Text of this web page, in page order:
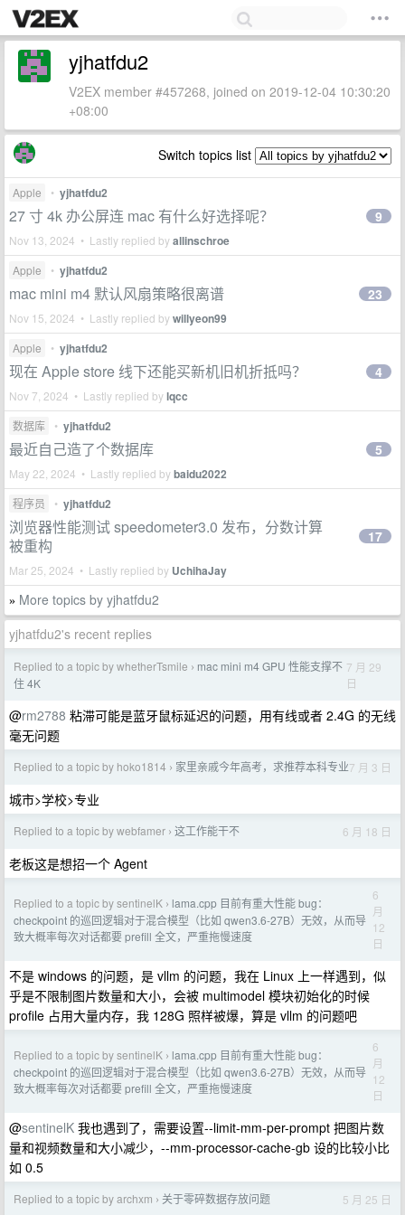
yjhatfdu2
V2EX member #457268, joined on 2019-12-04 10:30:20
+08:00
Switch topics list
Apple • yjhatfdu2
27 寸 4k 办公屏连 mac 有什么好选择呢？
Nov 13, 2024 • Lastly replied byallinschroe
9
Apple • yjhatfdu2
mac mini m4 默认风扇策略很离谱
Nov 15, 2024 • Lastly replied bywillyeon99
23
Apple • yjhatfdu2
现在 Apple store 线下还能买新机旧机折抵吗？
Nov 7, 2024 • Lastly replied bylqcc
4
数据库 • yjhatfdu2
最近自己造了个数据库
May 22, 2024 • Lastly replied bybaidu2022
5
程序员 • yjhatfdu2
浏览器性能测试 speedometer3.0 发布，分数计算
被重构
Mar 25, 2024 • Lastly replied by UchihaJay
17
» More topics by yjhatfdu2
yjhatfdu2's recent replies
Replied to a topic by whetherTsmile › mac mini m4 GPU 性能支撑不
住 4K
7 月 29
日
@rm2788 粘滞可能是蓝牙鼠标延迟的问题，用有线或者 2.4G 的无线
毫无问题
Replied to a topic by hoko1814 › 家里亲戚今年高考，求推荐本科专业7 月 3 日
城市>学校>专业
Replied to a topic by webfamer › 这工作能干不 6 月 18 日
老板这是想招一个 Agent
Replied to a topic by sentinelK › lama.cpp 目前有重大性能 bug：
checkpoint 的巡回逻辑对于混合模型（比如 qwen3.6-27B）无效，从而导
致大概率每次对话都要 prefill 全文，严重拖慢速度
6
月
12
日
不是 windows 的问题，是 vllm 的问题，我在 Linux 上一样遇到，似
乎是不限制图片数量和大小，会被 multimodel 模块初始化的时候
profile 占用大量内存，我 128G 照样被爆，算是 vllm 的问题吧
Replied to a topic by sentinelK › lama.cpp 目前有重大性能 bug：
checkpoint 的巡回逻辑对于混合模型（比如 qwen3.6-27B）无效，从而导
致大概率每次对话都要 prefill 全文，严重拖慢速度
6
月
12
日
@sentinelK 我也遇到了，需要设置--limit-mm-per-prompt 把图片数
量和视频数量和大小减少，--mm-processor-cache-gb 设的比较小比
如 0.5
Replied to a topic by archxm › 关于零碎数据存放问题 5 月 25 日